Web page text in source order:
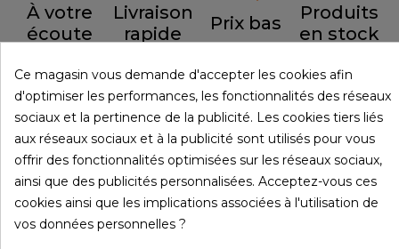
À votre
écoute
Livraison
rapide
Prix bas
Produits
en stock
PRODUITS 

VOTRE COMPTE 
Ce magasin vous demande d'accepter les cookies afin
d'optimiser les performances, les fonctionnalités des réseaux
sociaux et la pertinence de la publicité. Les cookies tiers liés
aux réseaux sociaux et à la publicité sont utilisés pour vous
offrir des fonctionnalités optimisées sur les réseaux sociaux,
ainsi que des publicités personnalisées. Acceptez-vous ces
cookies ainsi que les implications associées à l'utilisation de
vos données personnelles ?